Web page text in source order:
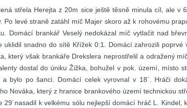
střela Herejta z 20m sice ještě těsně minula cíl, ale v
levé straně zatáhl míč Majer skoro až k rohovému
Domácí brankář Veselý nedokázal míč vytlačit nad
uklidil snadno do sítě Křížek 0:1. Domácí zahrozili poprvé
který však brankáře Drekslera neprostřelil a odražený
dostal do úniku Žižka, bohužel v pok. území, místo
bylo po šanci. Domácí celek vyrovnal v 18´. Hráči
Nováka, který z hranice brankového území technickou
29´nasadil k velkému sólu nejlepší domácí hráč L. Kindel,